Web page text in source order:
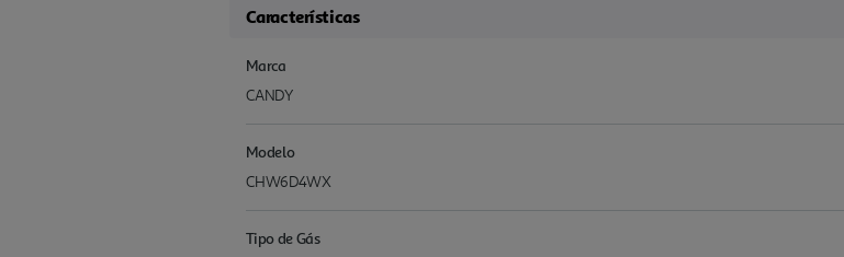
Características
Marca
CANDY
Modelo
CHW6D4WX
Tipo de Gás